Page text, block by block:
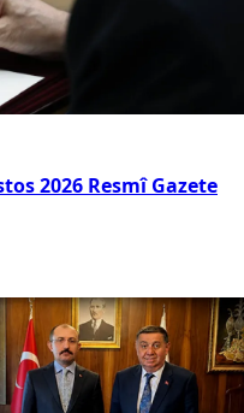
2026 Resmî Gazete